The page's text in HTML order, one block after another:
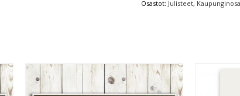
Osastot: Julisteet,